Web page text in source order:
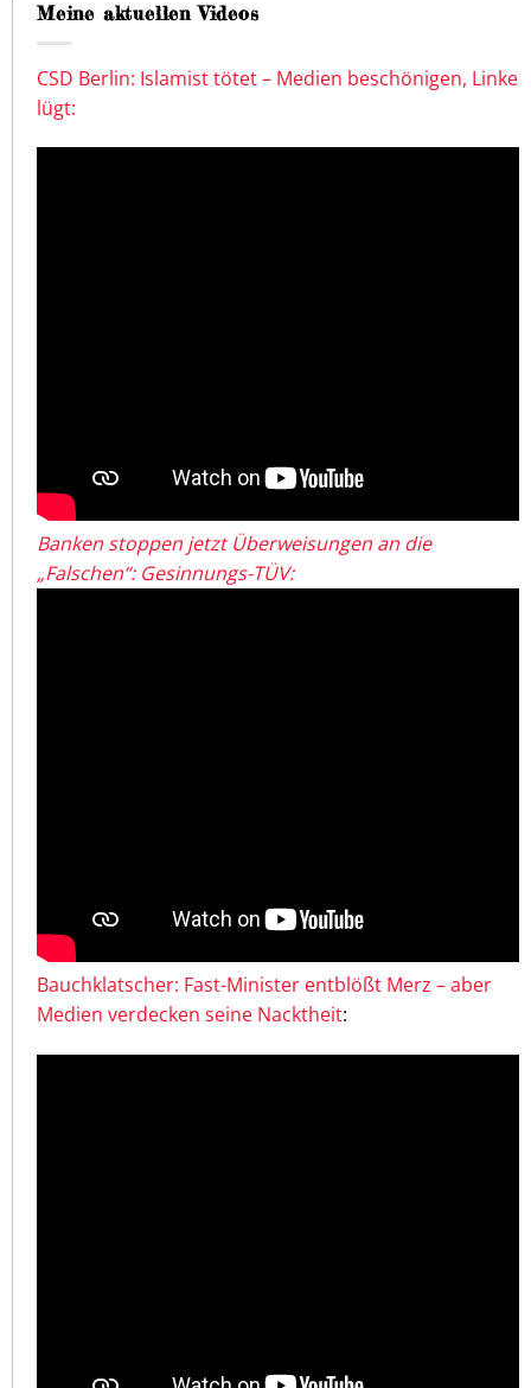
Meine aktuellen Videos
CSD Berlin: Islamist tötet – Medien beschönigen, Linke
lügt:
Banken stoppen jetzt Überweisungen an die
„Falschen“: Gesinnungs-TÜV:
Bauchklatscher: Fast-Minister entblößt Merz – aber
Medien verdecken seine Nacktheit: